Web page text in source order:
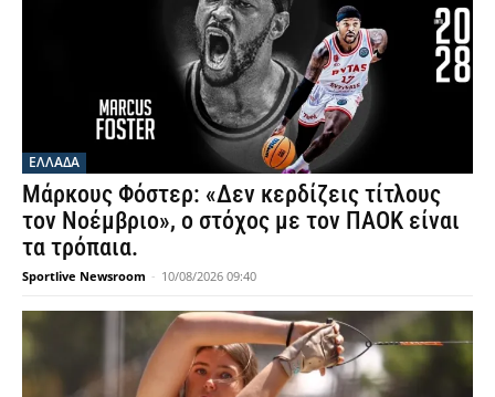
ΕΛΛΑΔΑ
Μάρκους Φόστερ: «Δεν κερδίζεις τίτλους
τον Νοέμβριο», ο στόχος με τον ΠΑΟΚ είναι
τα τρόπαια.
Sportlive Newsroom - 10/08/2026 09:40